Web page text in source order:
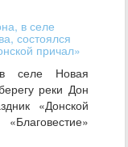
в селе
состоялся
причал»
селе Новая
реки Дон
«Донской